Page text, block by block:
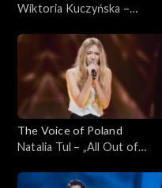
Wiktoria Kuczyńska –
of Poland”, Przesłuchania w
ciemno, 21 września 2024
The Voice of Poland
Natalia Tul – „All Out of
Przesłuchania w ciemno, 21